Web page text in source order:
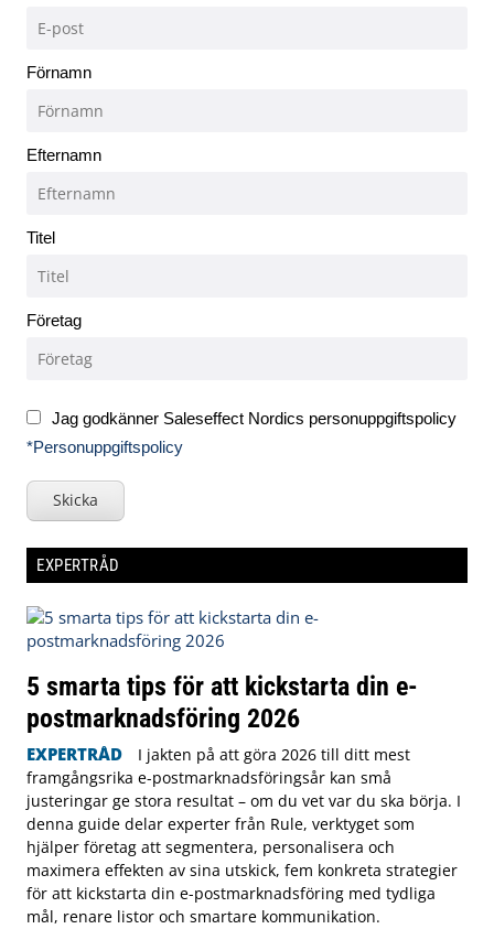
Förnamn
Efternamn
Titel
Företag
Jag godkänner Saleseffect Nordics personuppgiftspolicy
*Personuppgiftspolicy
Skicka
EXPERTRÅD
5 smarta tips för att kickstarta din e-
postmarknadsföring 2026
EXPERTRÅD
I jakten på att göra 2026 till ditt mest
framgångsrika e-postmarknadsföringsår kan små
justeringar ge stora resultat – om du vet var du ska börja. I
denna guide delar experter från Rule, verktyget som
hjälper företag att segmentera, personalisera och
maximera effekten av sina utskick, fem konkreta strategier
för att kickstarta din e-postmarknadsföring med tydliga
mål, renare listor och smartare kommunikation.